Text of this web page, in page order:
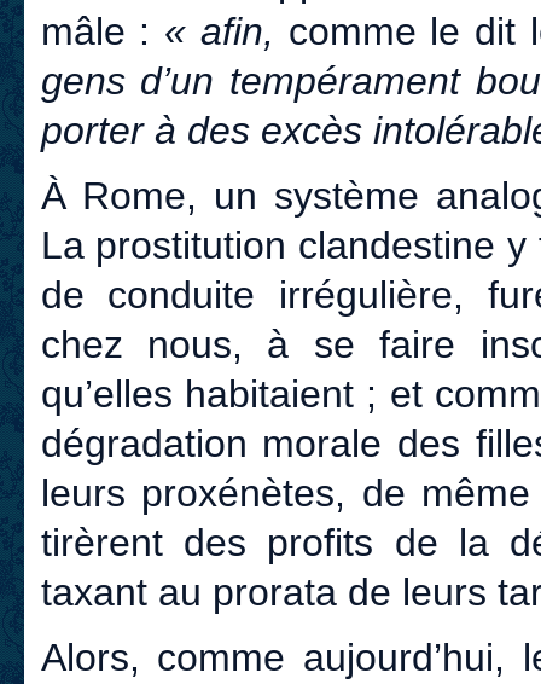
mâle : « afin, comme le dit
gens d’un tempérament
porter à des excès
À Rome, un système
La prostitution clandestine
de conduite irrégulière,
chez nous, à se faire
qu’elles habitaient ; et
dégradation morale des
leurs proxénètes, de
tirèrent des profits de la
taxant au prorata de leurs
Alors, comme